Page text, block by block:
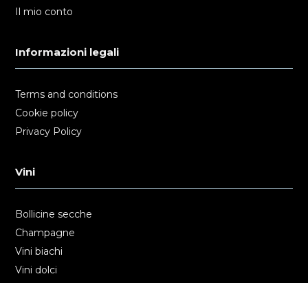
Il mio conto
Informazioni legali
Terms and conditions
Cookie policy
Privacy Policy
Vini
Bollicine secche
Champagne
Vini biachi
Vini dolci